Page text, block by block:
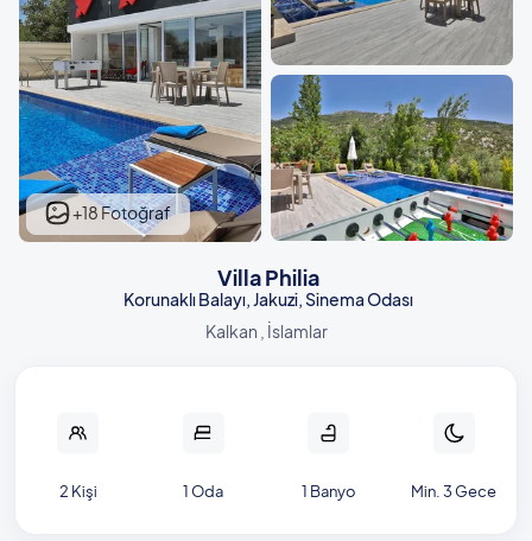
Villa Philia
Korunaklı Balayı, Jakuzi, Sinema Odası
Kalkan , İslamlar
+18 Fotoğraf
2 Kişi 1 Oda 1 Banyo Min. 3 Gece